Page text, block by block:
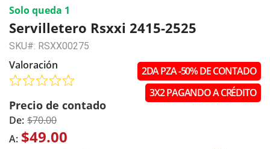
Solo queda 1
Servilletero Rsxxi 2415-2525
SKU#: RSXX00275
Valoración
Precio de contado
De: $70.00
A: $49.00
2DA PZA -50% DE CONTADO
3X2 PAGANDO A CRÉDITO